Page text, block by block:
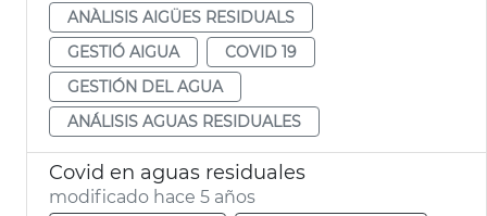
ANÀLISIS AIGÜES RESIDUALS
GESTIÓ AIGUA
COVID 19
GESTIÓN DEL AGUA
ANÁLISIS AGUAS RESIDUALES
Covid en aguas residuales
modificado hace 5 años